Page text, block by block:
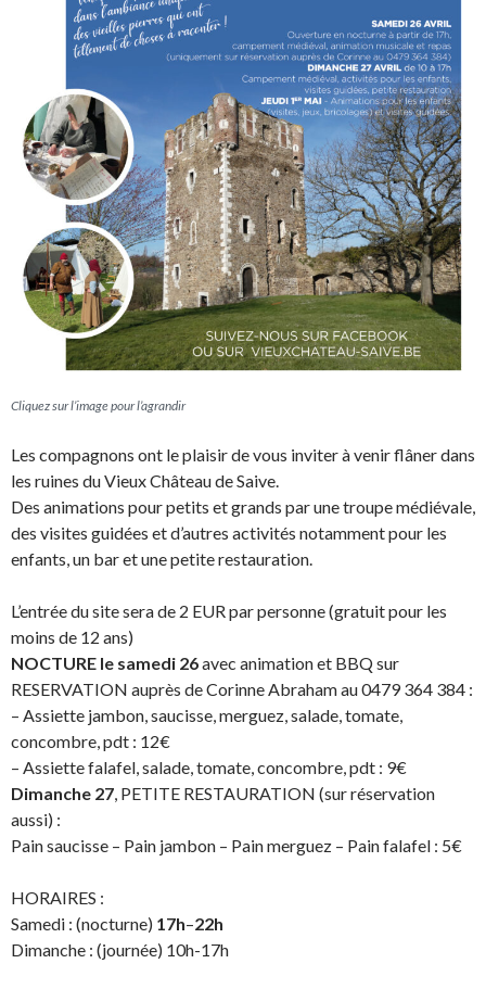
Cliquez sur l’image pour l’agrandir
Les compagnons ont le plaisir de vous inviter à venir flâner dans
les ruines du Vieux Château de Saive.
Des animations pour petits et grands par une troupe médiévale,
des visites guidées et d’autres activités notamment pour les
enfants, un bar et une petite restauration.
L’entrée du site sera de 2 EUR par personne (gratuit pour les
moins de 12 ans)
NOCTURE le samedi 26avec animation et BBQ sur
RESERVATION auprès de Corinne Abraham au 0479 364 384 :
– Assiette jambon, saucisse, merguez, salade, tomate,
concombre, pdt : 12€
– Assiette falafel, salade, tomate, concombre, pdt : 9€
Dimanche 27, PETITE RESTAURATION (sur réservation
aussi) :
Pain saucisse – Pain jambon – Pain merguez – Pain falafel : 5€
HORAIRES :
Samedi : (nocturne) 17h–22h
Dimanche : (journée) 10h-17h